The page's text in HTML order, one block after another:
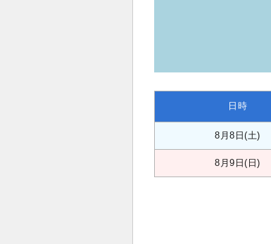
日時
8月8日(土)
8月9日(日)